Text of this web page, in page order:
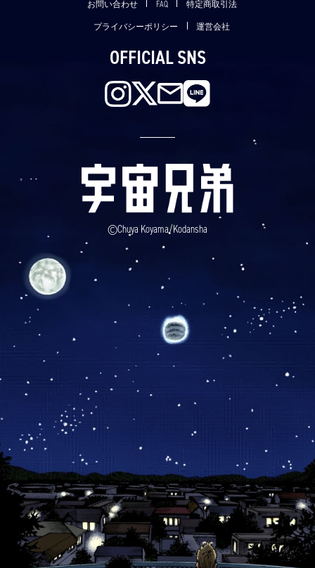
お問い合わせ FAQ 特定商取引法
プライバシーポリシー 運営会社
OFFICIAL SNS
©Chuya Koyama/Kodansha